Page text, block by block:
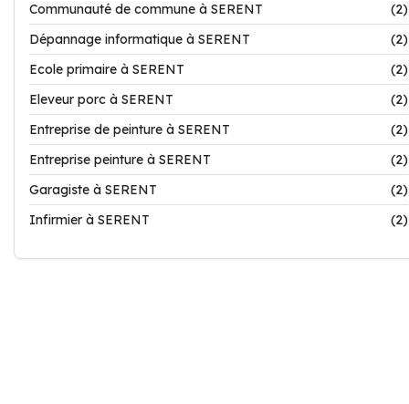
Communauté de commune à SERENT
(2)
Dépannage informatique à SERENT
(2)
Ecole primaire à SERENT
(2)
Eleveur porc à SERENT
(2)
Entreprise de peinture à SERENT
(2)
Entreprise peinture à SERENT
(2)
Garagiste à SERENT
(2)
Infirmier à SERENT
(2)